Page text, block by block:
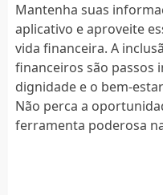
Mantenha suas
aplicativo e aproveite
vida financeira. A
financeiros são passos
dignidade e o bem-
Não perca a
ferramenta poderosa